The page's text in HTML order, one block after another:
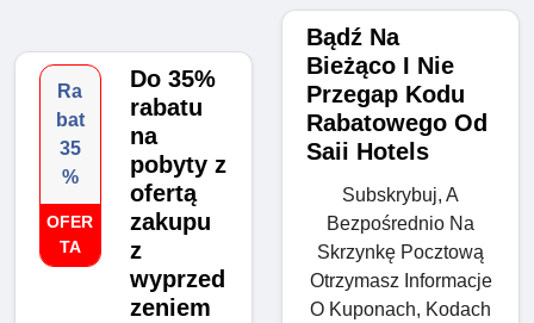
Ra
bat
35
%
OFER
TA
Do 35%
rabatu
na
pobyty z
ofertą
zakupu
z
wyprzed
zeniem
Bądź Na
Bieżąco I Nie
Przegap Kodu
Rabatowego Od
Saii Hotels
Subskrybuj, A
Bezpośrednio Na
Skrzynkę Pocztową
Otrzymasz Informacje
O Kuponach, Kodach